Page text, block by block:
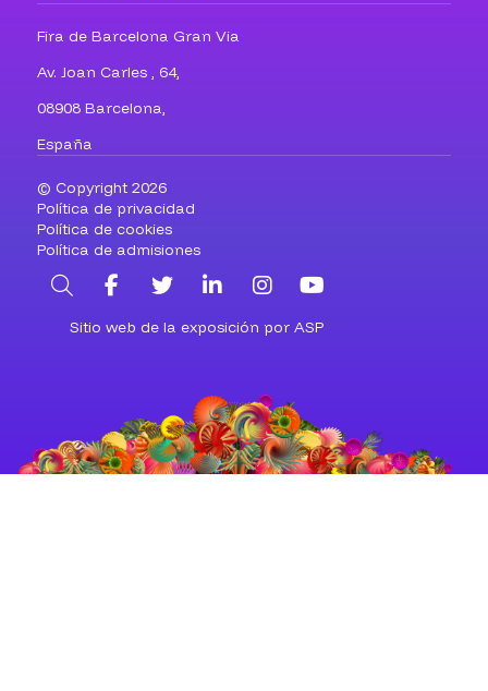
Fira de Barcelona Gran Via
Av. Joan Carles , 64,
08908 Barcelona,
España
© Copyright 2026
Política de privacidad
Política de cookies
Política de admisiones
BuscarFacebookTwitterLinkedInInstagram
Sitio web de la exposición por ASP